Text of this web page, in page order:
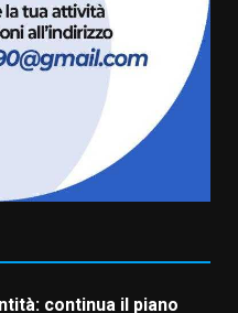
azione nelle
11:03
a colpi di arma
18:13
continua il piano